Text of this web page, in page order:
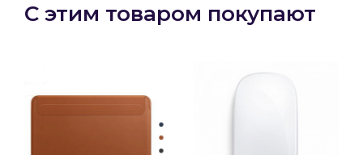
С этим товаром покупают